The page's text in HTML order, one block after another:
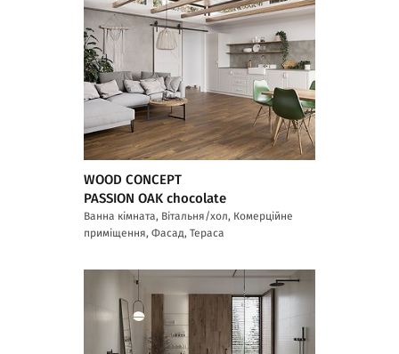
WOOD CONCEPT
PASSION OAK chocolate
Ванна кімната, Вітальня/хол, Комерційне
приміщення, Фасад, Тераса